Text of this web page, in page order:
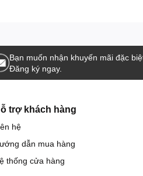
Bạn muốn nhận khuyến mãi đặc
Đăng ký ngay.
trợ khách hàng
hệ
dẫn mua hàng
thống cửa hàng